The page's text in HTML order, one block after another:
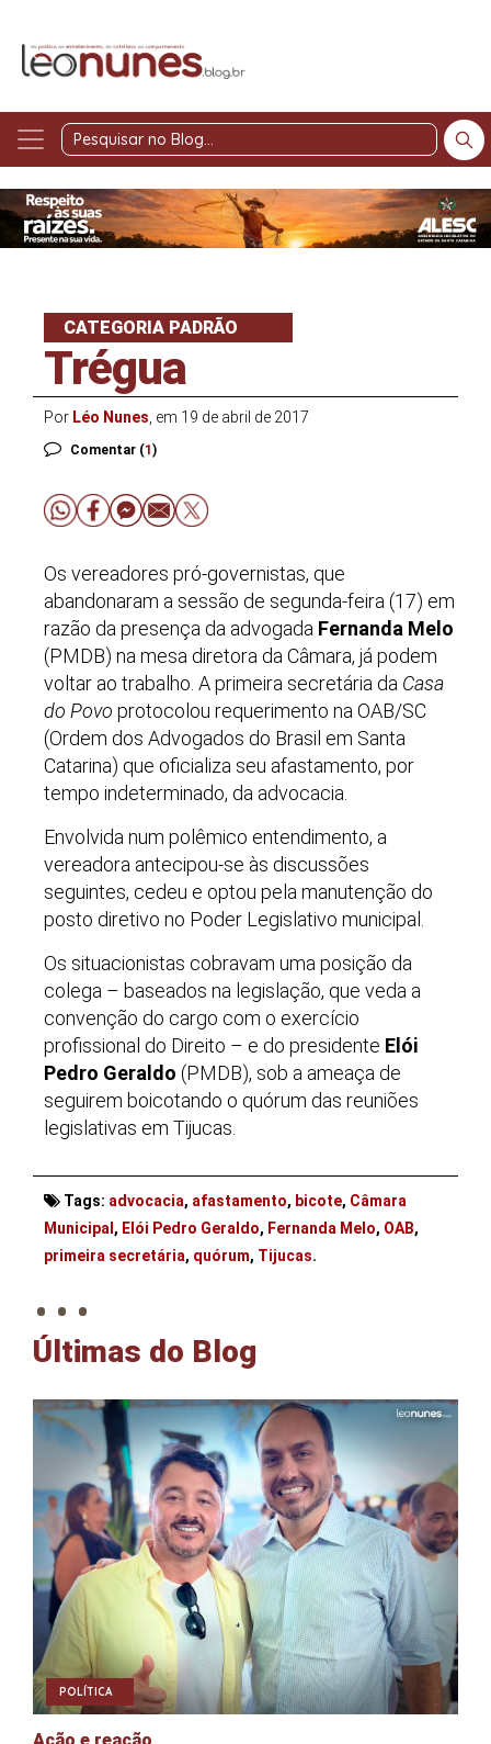
Pesquisar
Blog
CATEGORIA PADRÃO
Trégua
Por Léo Nunes , em 19 de abril de 2017
Comentar (1)
Os vereadores pró-governistas, que
abandonaram a sessão de segunda-feira (17) em
razão da presença da advogada Fernanda Melo
(PMDB) na mesa diretora da Câmara, já podem
voltar ao trabalho. A primeira secretária da Casa
do Povo protocolou requerimento na OAB/SC
(Ordem dos Advogados do Brasil em Santa
Catarina) que oficializa seu afastamento, por
tempo indeterminado, da advocacia.
Envolvida num polêmico entendimento, a
vereadora antecipou-se às discussões
seguintes, cedeu e optou pela manutenção do
posto diretivo no Poder Legislativo municipal.
Os situacionistas cobravam uma posição da
colega – baseados na legislação, que veda a
convenção do cargo com o exercício
profissional do Direito – e do presidente Elói
Pedro Geraldo (PMDB), sob a ameaça de
seguirem boicotando o quórum das reuniões
legislativas em Tijucas.
Tags: advocacia, afastamento, bicote, Câmara
Municipal, Elói Pedro Geraldo, Fernanda Melo, OAB,
primeira secretária, quórum, Tijucas.
. . .
Últimas do Blog
POLÍTICA